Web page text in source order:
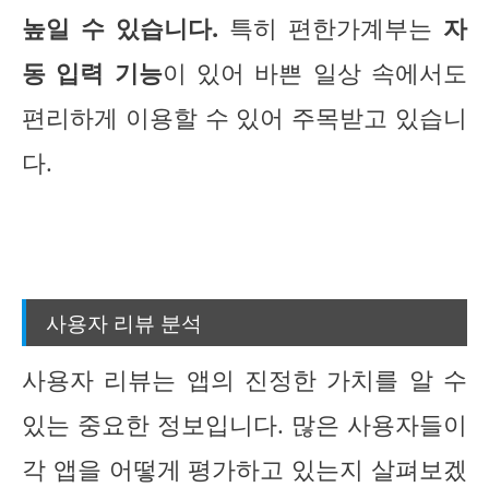
높일 수 있습니다. 특히 편한가계부는 자
동 입력 기능이 있어 바쁜 일상 속에서도
편리하게 이용할 수 있어 주목받고 있습니
다.
사용자 리뷰 분석
사용자 리뷰는 앱의 진정한 가치를 알 수
있는 중요한 정보입니다. 많은 사용자들이
각 앱을 어떻게 평가하고 있는지 살펴보겠